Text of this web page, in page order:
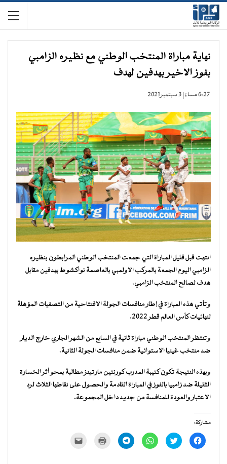
نهاية مباراة المنتخب الوطني مع نظيره الزامبي
بفوز الاخير بهدفين لهدف
6:27 مساءً | 3 سبتمبر 2021
انتهت قبل قليل المباراة التي جمعت المنتخب الوطني المرابطون بنظيره
الزامبي اليوم الجمعة بالمركب الاولمبي بالعاصمة نواكشوط بهدفين مقابل
هدف لصالح المنتخب الزامبي.
وتأتي هذه المباراة في إطار منافسات الجولة الافتتاحية من التصفيات المؤهلة
لنهائيات كأس العالم قطر 2022.
وتنتظر المنتخب الوطني مباراة ثانية في السابع من الشهر الجاري خارج الديار
ضد منتخب غينيا الاستوائية ضمن منافسات الجولة الثانية.
وبهذه النتيجة تكون كتيبة المدرب كورنتين مارتينز مطالبة بمحو أثر الخسارة
الثقيلة ضد زامبيا بالفوز في المباراة القادمة والحصول على نقاطها الثلاث لرد
الاعتبار والعودة للمنافسة من جديد داخل المجموعة.
مشاركة:
انقر
للمشاركة
اضغط
للمشاركة
انقر
للمشاركة
انقر
للمشاركة للطباعة